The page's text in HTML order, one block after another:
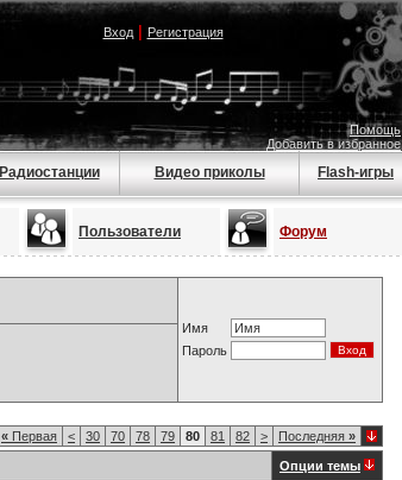
Вход| Регистрация
Помощь
Добавить в избранное
Радиостанции Видео приколы Flash-игры
Пользователи Форум
Имя
Пароль
« Первая < 30 70 78 79 80 81 82 > Последняя »
Опции темы